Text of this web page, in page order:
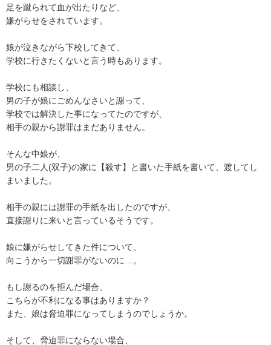
足を蹴られて血が出たりなど、
嫌がらせをされています。
娘が泣きながら下校してきて、
学校に行きたくないと言う時もあります。
学校にも相談し、
男の子が娘にごめんなさいと謝って、
学校では解決した事になってたのですが、
相手の親から謝罪はまだありません。
そんな中娘が、
男の子二人(双子)の家に【殺す】と書いた手紙を書いて、渡してし
まいました。
相手の親には謝罪の手紙を出したのですが、
直接謝りに来いと言っているそうです。
娘に嫌がらせしてきた件について、
向こうから一切謝罪がないのに…。
もし謝るのを拒んだ場合、
こちらが不利になる事はありますか？
また、娘は脅迫罪になってしまうのでしょうか。
そして、脅迫罪にならない場合、